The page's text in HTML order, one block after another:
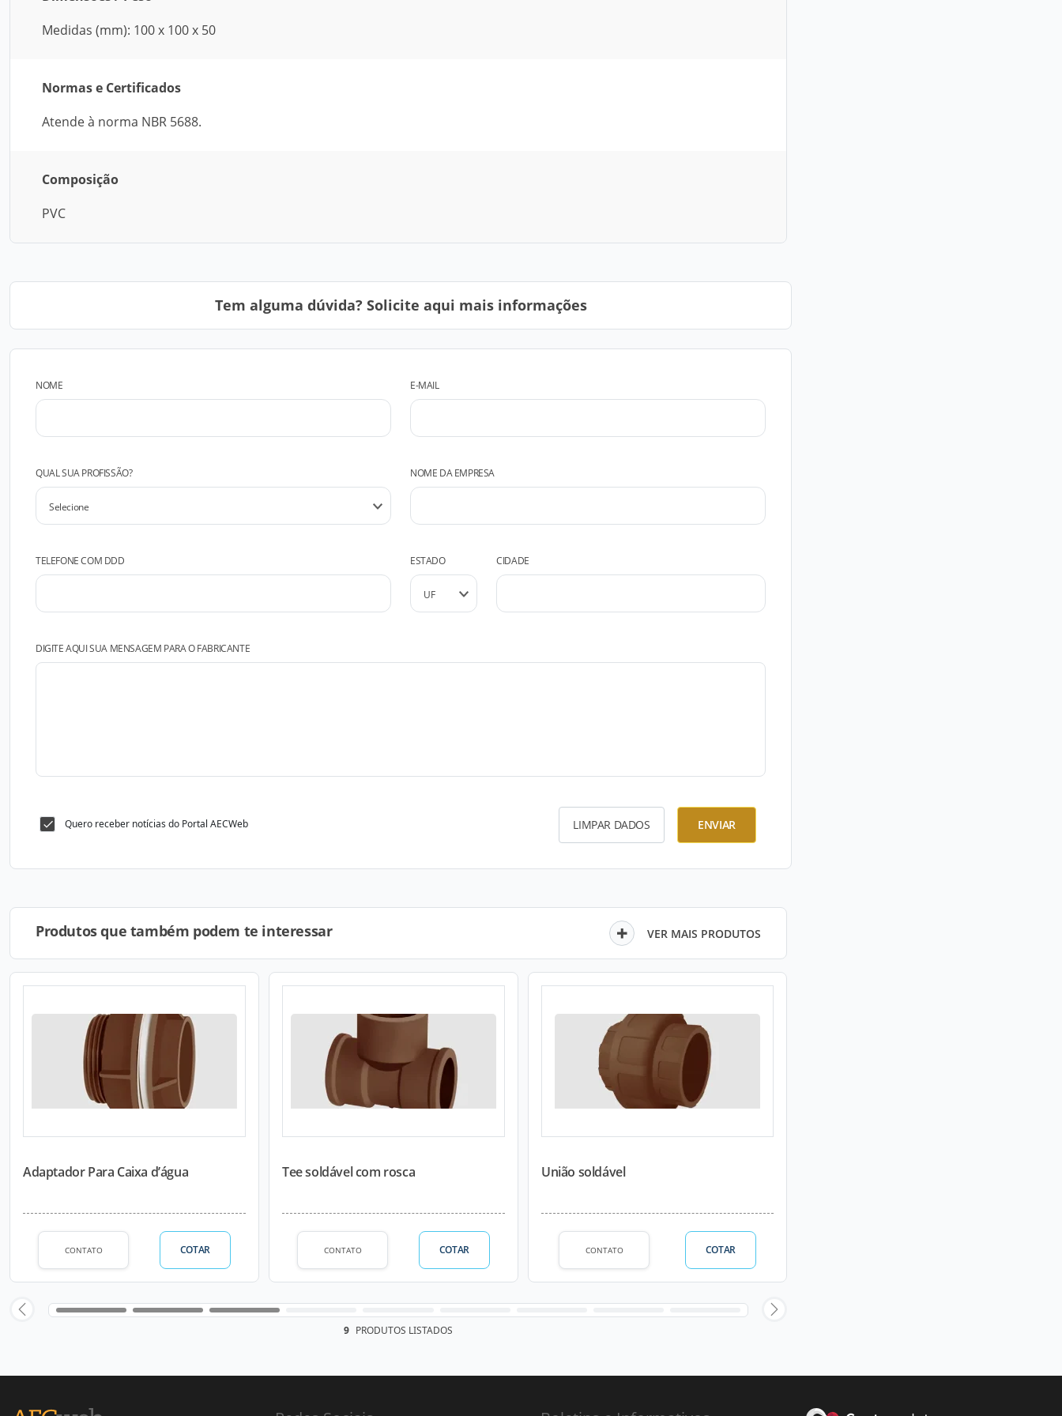
Medidas (mm): 100 x 100 x 50
Normas e Certificados
Atende à norma NBR 5688.
Composição
PVC
Tem alguma dúvida? Solicite aqui mais informações
NOME E-MAIL
QUAL SUA PROFISSÃO? NOME DA EMPRESA
TELEFONE COM DDD ESTADO CIDADE
DIGITE AQUI SUA MENSAGEM PARA O FABRICANTE
Quero receber notícias do Portal AECWeb LIMPAR DADOS ENVIAR
Produtos que também podem te interessar VER MAIS PRODUTOS
Adaptador Para Caixa d’água
CONTATO COTAR
Tee soldável com rosca
CONTATO COTAR
União soldável
CONTATO COTAR
9 PRODUTOS LISTADOS